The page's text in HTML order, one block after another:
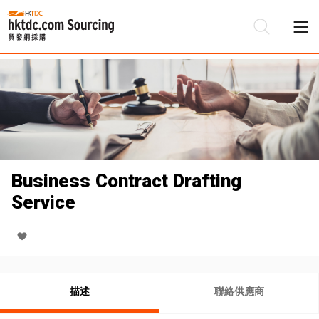
Business Contract Drafting
Service
描述 聯絡供應商